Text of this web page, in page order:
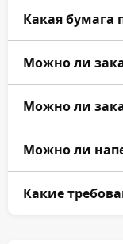
Да, можно
ссылками на
онлайн-запись.
Какая бумага
Для листовок
бумага и
картон до 600 г/
Можно ли
Да, возможна
углов,
Можно ли
Да, можно
поэтому лучше
Можно ли
Да, срочная
Какие